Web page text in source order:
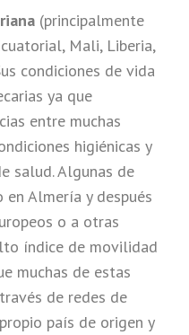
(principalmente
Mali, Liberia,
condiciones de vida
ya que
entre muchas
higiénicas y
salud. Algunas de
Almería y después
o a otras
índice de movilidad
muchas de estas
de redes de
país de origen y